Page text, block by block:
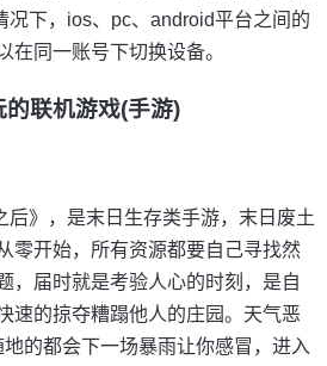
况下，ios、pc、android平台之间的
在同一账号下切换设备。
联机游戏(手游)
后》，是末日生存类手游，末日废土
零开始，所有资源都要自己寻找然
，届时就是考验人心的时刻，是自
速的掠夺糟蹋他人的庄园。天气恶
的都会下一场暴雨让你感冒，进入